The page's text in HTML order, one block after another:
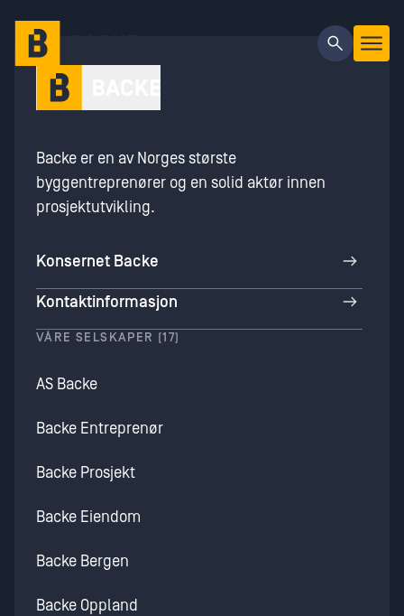
Gå til hovedinnhold
Backe er en av Norges største
byggentreprenører og en solid aktør innen
prosjektutvikling.
Konsernet Backe
Kontaktinformasjon
VÅRE SELSKAPER (17)
AS Backe
Backe Entreprenør
Backe Prosjekt
Backe Eiendom
Backe Bergen
Backe Oppland